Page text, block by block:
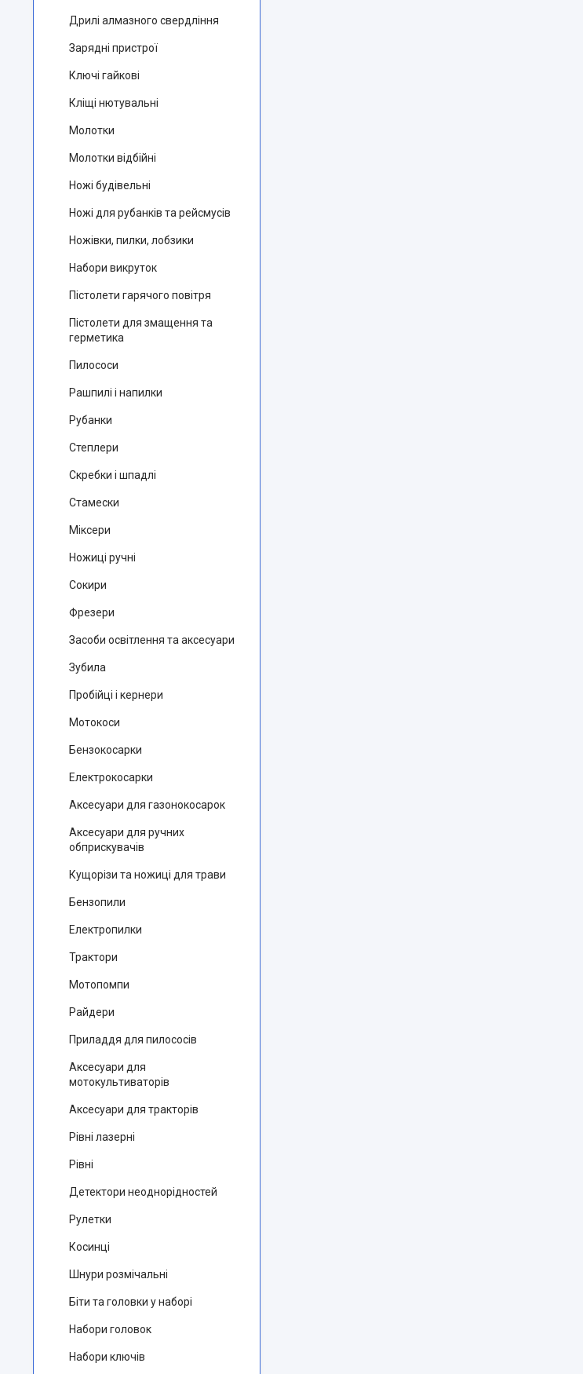
Дрилі алмазного свердління
Зарядні пристрої
Ключі гайкові
Кліщі нютувальні
Молотки
Молотки відбійні
Ножі будівельні
Ножі для рубанків та рейсмусів
Ножівки, пилки, лобзики
Набори викруток
Пістолети гарячого повітря
Пістолети для змащення та
герметика
Пилососи
Рашпилі і напилки
Рубанки
Степлери
Скребки і шпадлі
Стамески
Міксери
Ножиці ручні
Сокири
Фрезери
Засоби освітлення та аксесуари
Зубила
Пробійці і кернери
Мотокоси
Бензокосарки
Електрокосарки
Аксесуари для газонокосарок
Аксесуари для ручних
обприскувачів
Кущорізи та ножиці для трави
Бензопили
Електропилки
Трактори
Мотопомпи
Райдери
Приладдя для пилососів
Аксесуари для
мотокультиваторів
Аксесуари для тракторів
Рівні лазерні
Рівні
Детектори неоднорідностей
Рулетки
Косинці
Шнури розмічальні
Біти та головки у наборі
Набори головок
Набори ключів